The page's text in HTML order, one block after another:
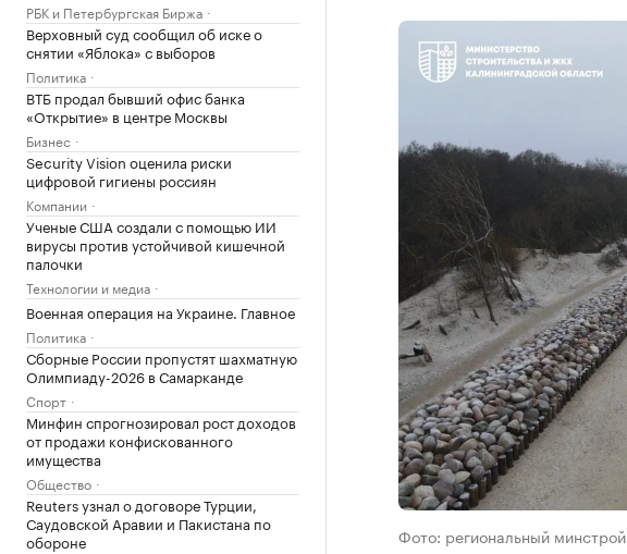
РБК и Петербургская Биржа
Верховный суд сообщил об иске о
снятии «Яблока» с выборов
Политика
ВТБ продал бывший офис банка
«Открытие» в центре Москвы
Бизнес
Security Vision оценила риски
цифровой гигиены россиян
Компании
Ученые США создали с помощью ИИ
вирусы против устойчивой кишечной
палочки
Технологии и медиа
Военная операция на Украине. Главное
Политика
Сборные России пропустят шахматную
Олимпиаду-2026 в Самарканде
Спорт
Минфин спрогнозировал рост доходов
от продажи конфискованного
имущества
Общество
Reuters узнал о договоре Турции,
Саудовской Аравии и Пакистана по
обороне
Фото: региональный минстрой